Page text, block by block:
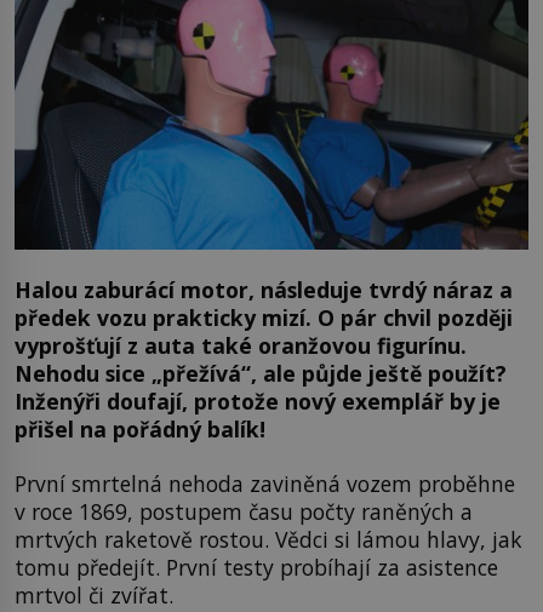
Halou zaburácí motor, následuje tvrdý náraz a
předek vozu prakticky mizí. O pár chvil později
vyprošťují z auta také oranžovou figurínu.
Nehodu sice „přežívá“, ale půjde ještě použít?
Inženýři doufají, protože nový exemplář by je
přišel na pořádný balík!
První smrtelná nehoda zaviněná vozem proběhne
v roce 1869, postupem času počty raněných a
mrtvých raketově rostou. Vědci si lámou hlavy, jak
tomu předejít. První testy probíhají za asistence
mrtvol či zvířat.